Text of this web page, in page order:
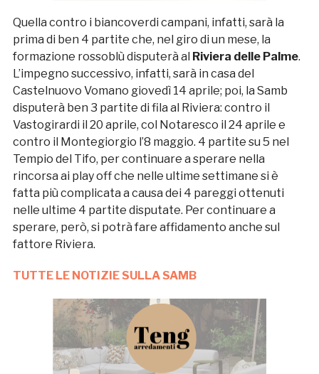
Quella contro i biancoverdi campani, infatti, sarà la
prima di ben 4 partite che, nel giro di un mese, la
formazione rossoblù disputerà al Riviera delle Palme.
L’impegno successivo, infatti, sarà in casa del
Castelnuovo Vomano giovedì 14 aprile; poi, la Samb
disputerà ben 3 partite di fila al Riviera: contro il
Vastogirardi il 20 aprile, col Notaresco il 24 aprile e
contro il Montegiorgio l’8 maggio. 4 partite su 5 nel
Tempio del Tifo, per continuare a sperare nella
rincorsa ai play off che nelle ultime settimane si è
fatta più complicata a causa dei 4 pareggi ottenuti
nelle ultime 4 partite disputate. Per continuare a
sperare, però, si potrà fare affidamento anche sul
fattore Riviera.
TUTTE LE NOTIZIE SULLA SAMB